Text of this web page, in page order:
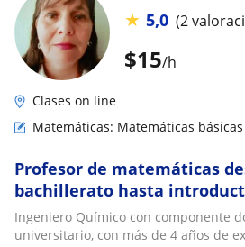
$15/h
★ 5,0 (2
Clases on line
Matemáticas: Matemáticas básicas
Profesor de matemáticas
bachillerato hasta
ingeniería
Ingeniero Químico con componente
universitario, con más de 4 años de